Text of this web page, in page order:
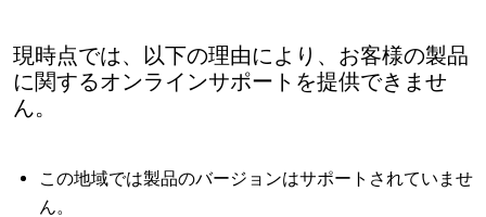
現時点では、以下の理由により、お客様の製品
に関するオンラインサポートを提供できませ
ん。
この地域では製品のバージョンはサポートされていませ
ん。